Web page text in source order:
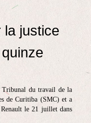
la justice
du travail de la
de Curitiba (SMC) et a
le 21 juillet dans